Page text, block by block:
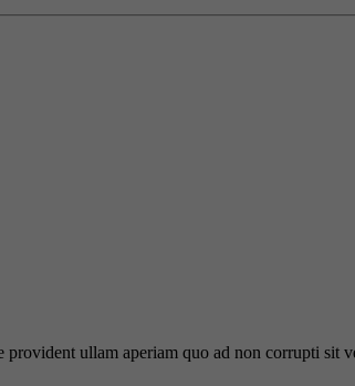
ullam aperiam quo ad non corrupti sit